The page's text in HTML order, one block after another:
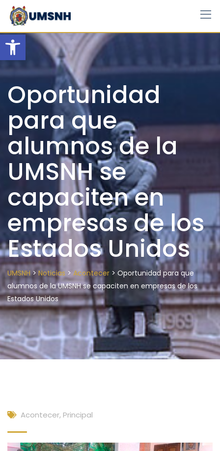
Open toolbar
Skip
content
Oportunidad
para que
alumnos de la
UMSNH se
capaciten en
empresas de los
Estados Unidos
UMSNH> Noticias > Acontecer > Oportunidad para que
alumnos de la UMSNH se capaciten en empresas de los
Estados Unidos
Acontecer, Principal